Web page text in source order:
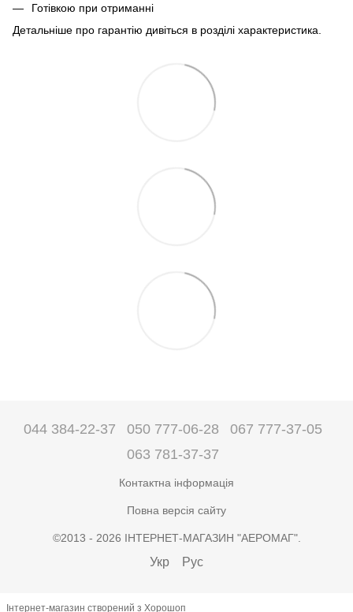
Готівкою при отриманні
Детальніше про гарантію дивіться в розділі характеристика.
044 384-22-37 050 777-06-28
067 777-37-05
063 781-37-37
Контактна інформація
Повна версія сайту
©2013 - 2026 ІНТЕРНЕТ-МАГАЗИН "АЕРОМАГ".
Укр Рус
Інтернет-магазин створений з Хорошоп